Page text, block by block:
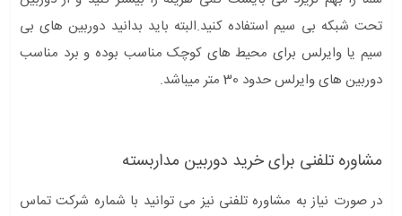
تحت شبکه بی سیم استفاده کنید.البته باید بدانید دوربین های بی
سیم یا وایرلس برای محیط های کوچک مناسب بوده و برد مناسب
دوربین های وایرلس حدود 30 متر میباشد.
مشاوره تلفنی برای خرید دوربین مداربسته
در صورت نیاز به مشاوره تلفنی نیز می توانید با شماره شرکت تماس